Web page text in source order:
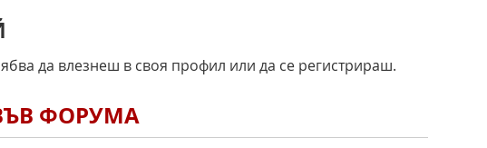
да влезнеш в своя профил или да се регистрираш.
ФОРУМА